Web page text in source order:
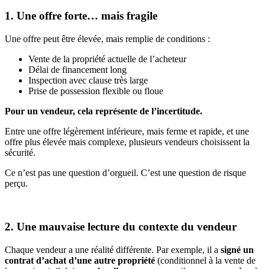
1. Une offre forte… mais fragile
Une offre peut être élevée, mais remplie de conditions :
Vente de la propriété actuelle de l’acheteur
Délai de financement long
Inspection avec clause très large
Prise de possession flexible ou floue
Pour un vendeur, cela représente de l’incertitude.
Entre une offre légèrement inférieure, mais ferme et rapide, et une
offre plus élevée mais complexe, plusieurs vendeurs choisissent la
sécurité.
Ce n’est pas une question d’orgueil. C’est une question de risque
perçu.
2. Une mauvaise lecture du contexte du vendeur
Chaque vendeur a une réalité différente. Par exemple, il a signé un
contrat d’achat d’une autre propriété (conditionnel à la vente de